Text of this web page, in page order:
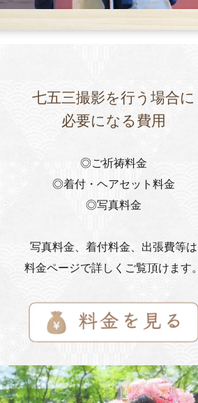
七五三撮影を行う場合に
必要になる費用
◎ご祈祷料金
◎着付・ヘアセット料金
◎写真料金
写真料金、着付料金、出張費等は
料金ページで詳しくご覧頂けます。